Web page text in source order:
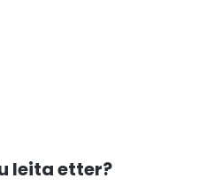
leita etter?